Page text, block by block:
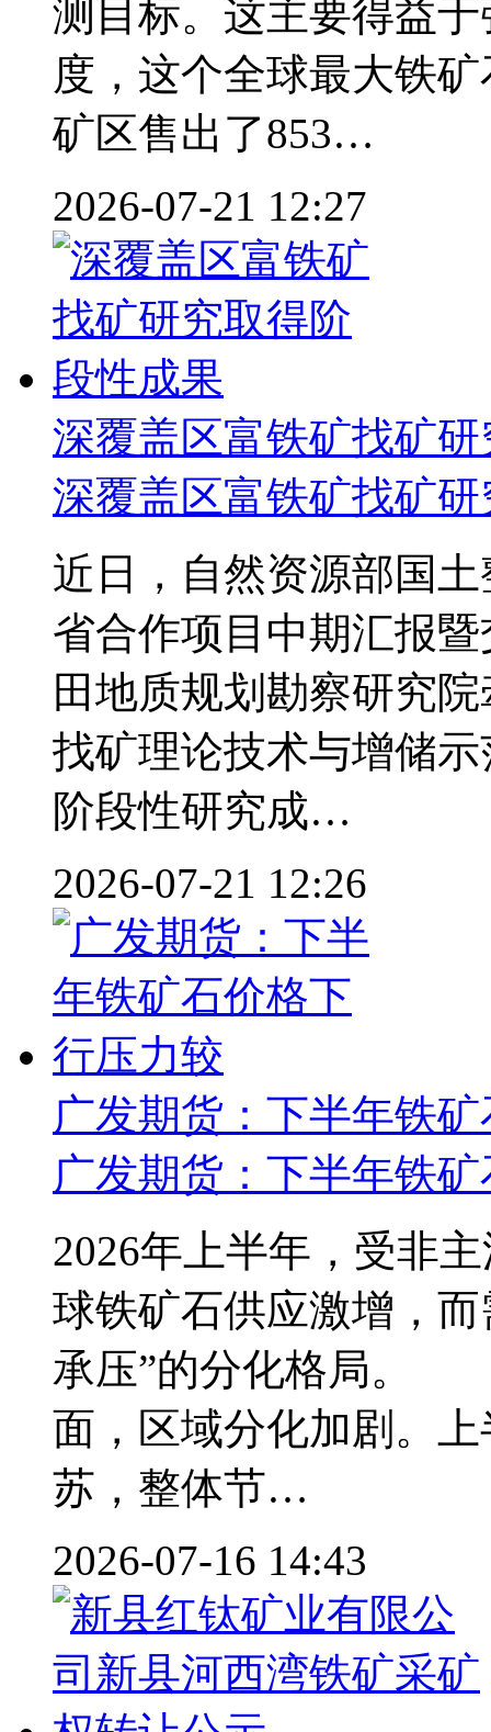
测目标。这主要得益
度，这个全球最大铁
矿区售出了853…
2026-07-21 12:27
深覆盖区富铁矿找矿
深覆盖区富铁矿找矿
近日，自然资源部国
省合作项目中期汇报
田地质规划勘察研究
找矿理论技术与增储
阶段性研究成…
2026-07-21 12:26
广发期货：下半年铁
广发期货：下半年铁矿
2026年上半年，受非
球铁矿石供应激增，
承压”的分化格局
面，区域分化加剧。
苏，整体节…
2026-07-16 14:43